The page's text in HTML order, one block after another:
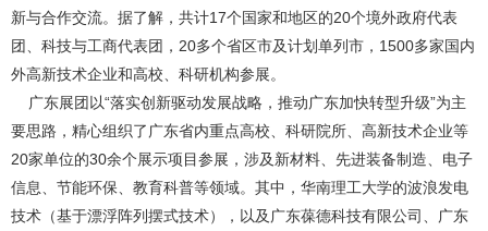
新与合作交流。据了解，共计17个国家和地区的20个境外政府代表
团、科技与工商代表团，20多个省区市及计划单列市，1500多家国内
外高新技术企业和高校、科研机构参展。
广东展团以“落实创新驱动发展战略，推动广东加快转型升级”为主
要思路，精心组织了广东省内重点高校、科研院所、高新技术企业等
20家单位的30余个展示项目参展，涉及新材料、先进装备制造、电子
信息、节能环保、教育科普等领域。其中，华南理工大学的波浪发电
技术（基于漂浮阵列摆式技术），以及广东葆德科技有限公司、广东